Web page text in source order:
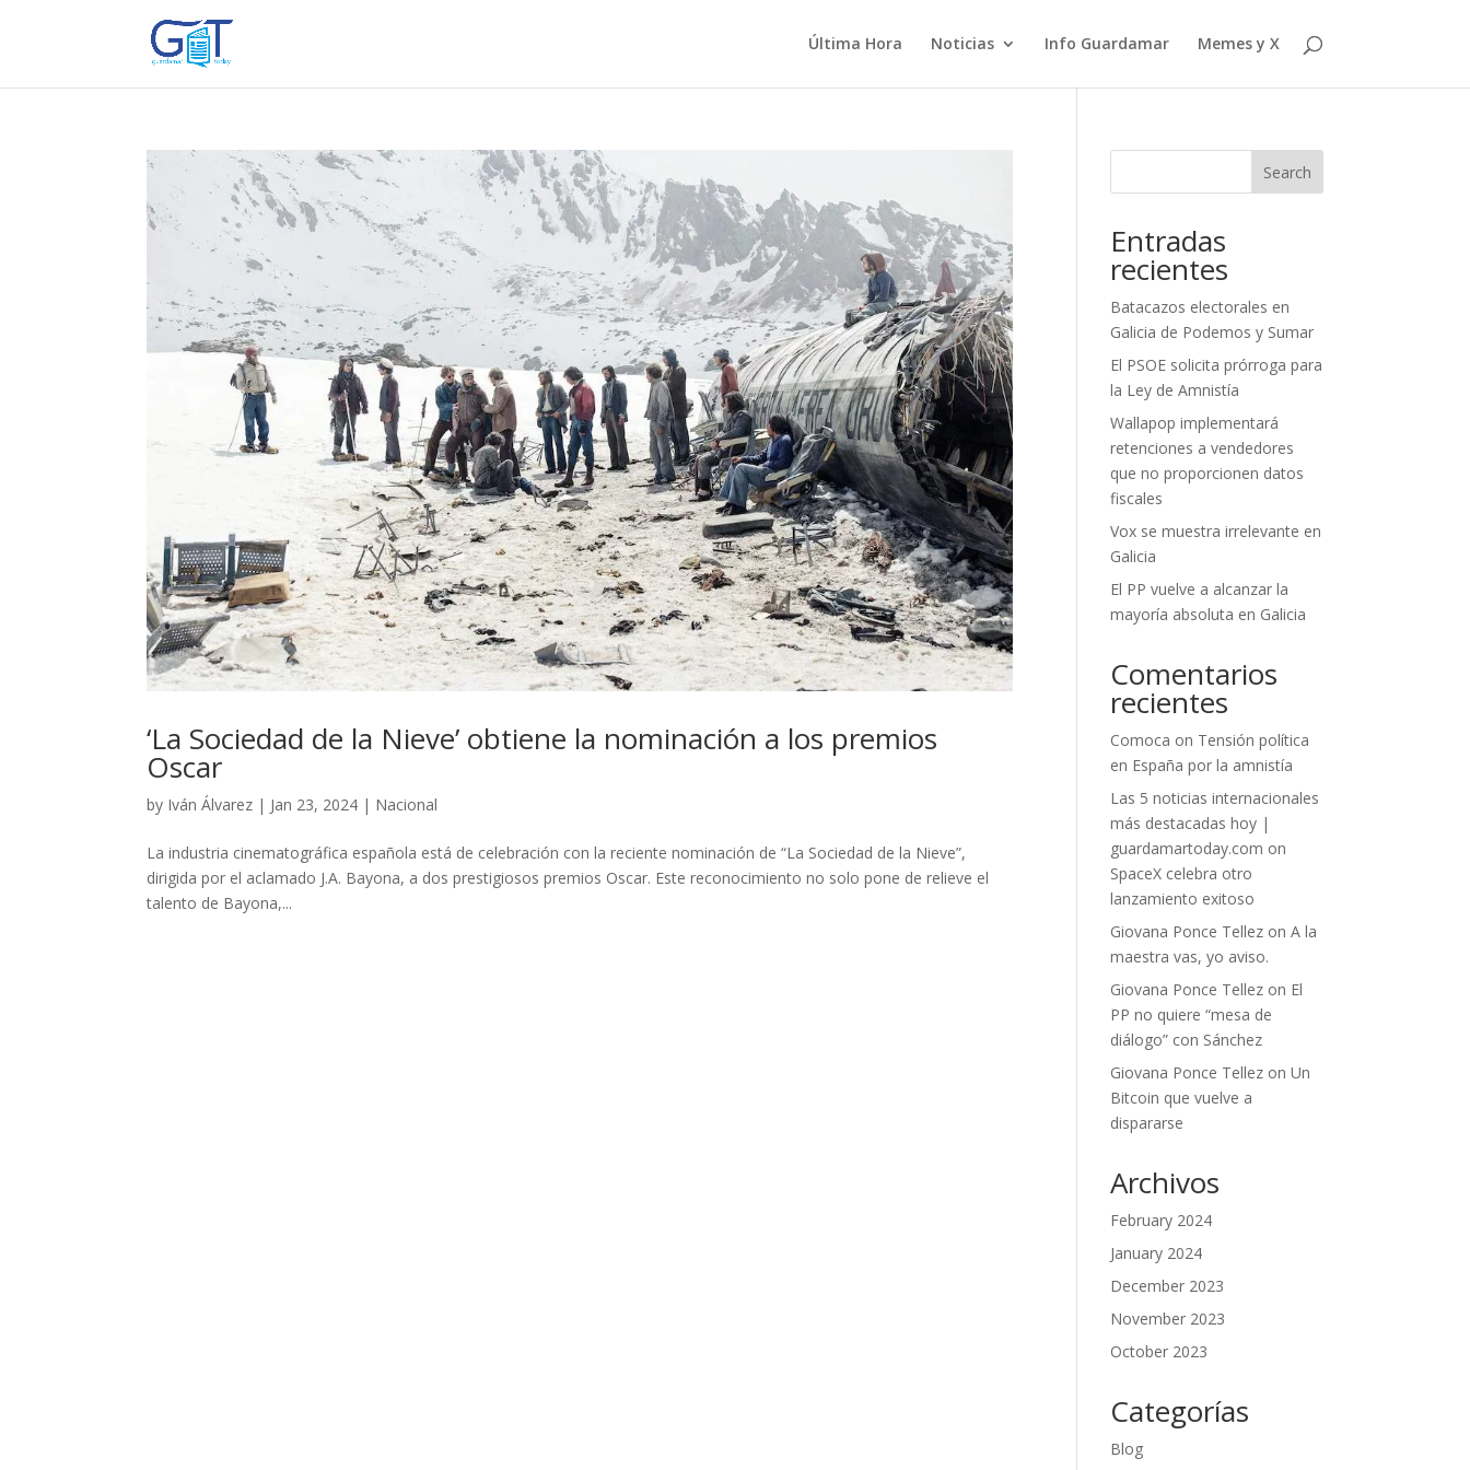
Última Hora Noticias Info Guardamar Memes y X
‘La Sociedad de la Nieve’ obtiene la nominación a los premios
Oscar
by Iván Álvarez | Jan 23, 2024 | Nacional
La industria cinematográfica española está de celebración con la reciente nominación de “La Sociedad de la Nieve”,
dirigida por el aclamado J.A. Bayona, a dos prestigiosos premios Oscar. Este reconocimiento no solo pone de relieve el
talento de Bayona,...
Search
Entradas
recientes
Batacazos electorales en
Galicia de Podemos y Sumar
El PSOE solicita prórroga para
la Ley de Amnistía
Wallapop implementará
retenciones a vendedores
que no proporcionen datos
fiscales
Vox se muestra irrelevante en
Galicia
El PP vuelve a alcanzar la
mayoría absoluta en Galicia
Comentarios
recientes
Comoca on Tensión política
en España por la amnistía
Las 5 noticias internacionales
más destacadas hoy |
guardamartoday.com on
SpaceX celebra otro
lanzamiento exitoso
Giovana Ponce Tellez onA la
maestra vas, yo aviso.
Giovana Ponce Tellez on El
PP no quiere “mesa de
diálogo” con Sánchez
Giovana Ponce Tellez onUn
Bitcoin que vuelve a
dispararse
Archivos
February 2024
January 2024
December 2023
November 2023
October 2023
Categorías
Blog